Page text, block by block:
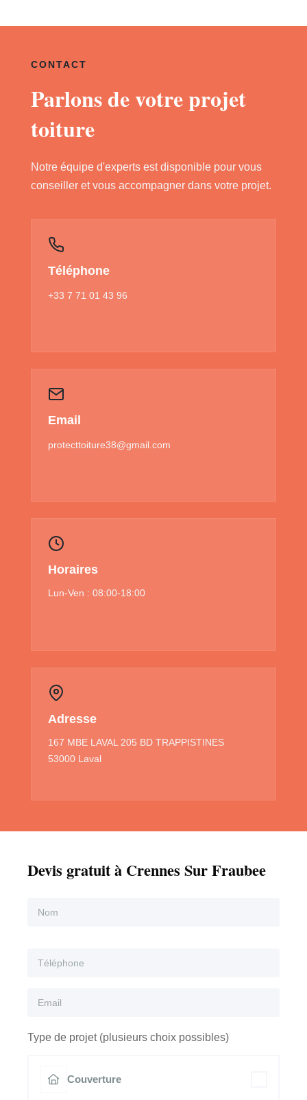
CONTACT
Parlons de votre projet
toiture
Notre équipe d'experts est disponible pour vous
conseiller et vous accompagner dans votre projet.
Téléphone
+33 7 71 01 43 96
Email
protecttoiture38@gmail.com
Horaires
Lun-Ven : 08:00-18:00
Adresse
167 MBE LAVAL 205 BD TRAPPISTINES
53000 Laval
Devis gratuit à Crennes Sur Fraubee
Type de projet (plusieurs choix possibles)
Couverture